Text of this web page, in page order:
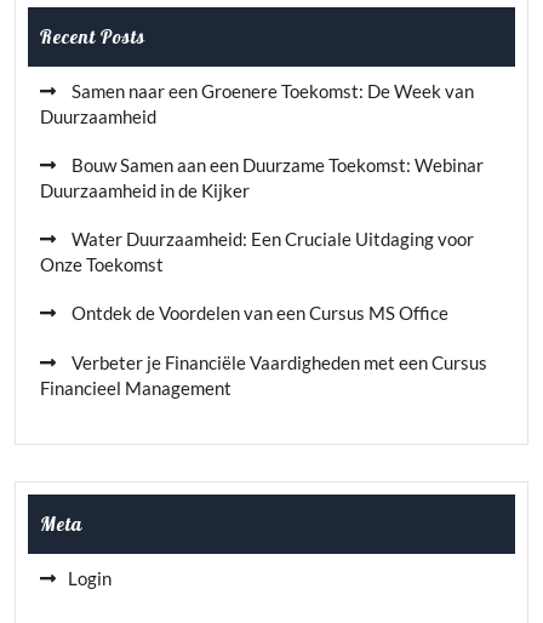
Recent Posts
Samen naar een Groenere Toekomst: De Week van
Duurzaamheid
Bouw Samen aan een Duurzame Toekomst: Webinar
Duurzaamheid in de Kijker
Water Duurzaamheid: Een Cruciale Uitdaging voor
Onze Toekomst
Ontdek de Voordelen van een Cursus MS Office
Verbeter je Financiële Vaardigheden met een Cursus
Financieel Management
Meta
Login